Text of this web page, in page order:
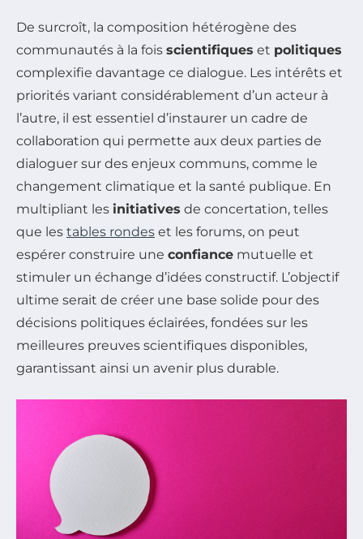
De surcroît, la composition hétérogène des
communautés à la fois scientifiques et politiques
complexifie davantage ce dialogue. Les intérêts et
priorités variant considérablement d’un acteur à
l’autre, il est essentiel d’instaurer un cadre de
collaboration qui permette aux deux parties de
dialoguer sur des enjeux communs, comme le
changement climatique et la santé publique. En
multipliant les initiatives de concertation, telles
que les tables rondes et les forums, on peut
espérer construire une confiance mutuelle et
stimuler un échange d’idées constructif. L’objectif
ultime serait de créer une base solide pour des
décisions politiques éclairées, fondées sur les
meilleures preuves scientifiques disponibles,
garantissant ainsi un avenir plus durable.